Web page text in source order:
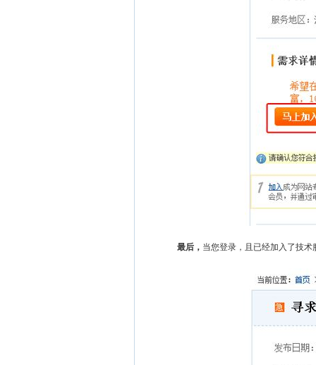
最后， 当您登录，且已经加入了技